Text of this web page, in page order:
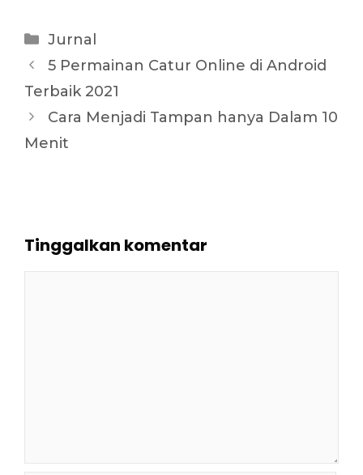
Kategori
Jurnal
5 Permainan Catur Online di Android
Terbaik 2021
Cara Menjadi Tampan hanya Dalam 10
Menit
Tinggalkan komentar